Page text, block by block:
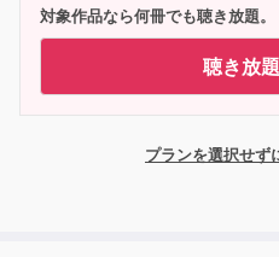
対象作品なら何冊でも聴き放題。
聴き放
プランを選択せず